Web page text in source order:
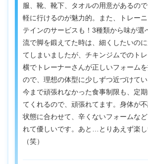
服、靴、靴下、タオルの用意があるの
軽に行けるのが魅力的。また、トレー
テインのサービスも！3種類から味が選
流で脚を鍛えてた時は、細くしたいの
てしまいましたが、チキンジムでのト
横でトレーナーさんが正しいフォーム
ので、理想の体型に少しずつ近づけてい
今まで頑張れなかった食事制限も、定
てくれるので、頑張れてます。身体が
状態に合わせて、辛くないフォームな
れて優しいです。あと…とりあえず楽し
（笑）